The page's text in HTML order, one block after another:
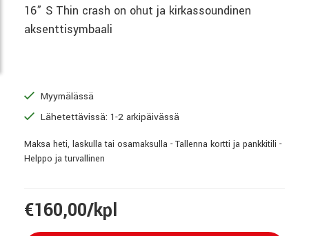
16” S Thin crash on ohut ja kirkassoundinen
aksenttisymbaali
Myymälässä
Lähetettävissä: 1-2 arkipäivässä
Maksa heti, laskulla tai osamaksulla - Tallenna kortti ja pankkitili -
Helppo ja turvallinen
€160,00/kpl